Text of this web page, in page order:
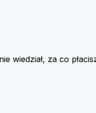
wiedział, za co